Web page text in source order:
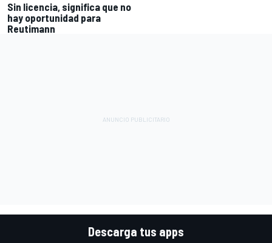
Sin licencia, significa que no
hay oportunidad para
Reutimann
Descarga tus apps